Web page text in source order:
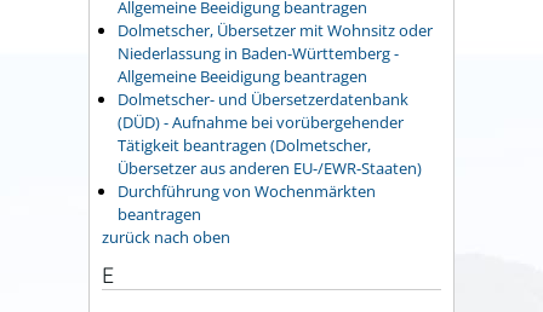
Allgemeine Beeidigung beantragen
Dolmetscher, Übersetzer mit Wohnsitz oder
Niederlassung in Baden-Württemberg -
Allgemeine Beeidigung beantragen
Dolmetscher- und Übersetzerdatenbank
(DÜD) - Aufnahme bei vorübergehender
Tätigkeit beantragen (Dolmetscher,
Übersetzer aus anderen EU-/EWR-Staaten)
Durchführung von Wochenmärkten
beantragen
zurück nach oben
E